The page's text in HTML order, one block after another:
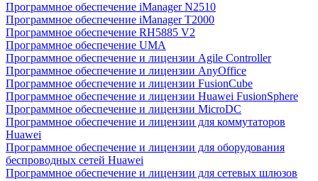
Программное обеспечение iManager N2510
Программное обеспечение iManager T2000
Программное обеспечение RH5885 V2
Программное обеспечение UMA
Программное обеспечение и лицензии Agile Controller
Программное обеспечение и лицензии AnyOffice
Программное обеспечение и лицензии FusionCube
Программное обеспечение и лицензии Huawei FusionSphere
Программное обеспечение и лицензии MicroDC
Программное обеспечение и лицензии для коммутаторов
Huawei
Программное обеспечение и лицензии для оборудования
беспроводных сетей Huawei
Программное обеспечение и лицензии для сетевых шлюзов